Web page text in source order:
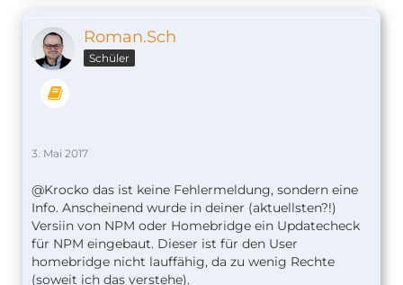
Roman.Sch
Schüler
3. Mai 2017
@Krocko das ist keine Fehlermeldung, sondern eine
Info. Anscheinend wurde in deiner (aktuellsten?!)
Versiin von NPM oder Homebridge ein Updatecheck
für NPM eingebaut. Dieser ist für den User
homebridge nicht lauffähig, da zu wenig Rechte
(soweit ich das verstehe).